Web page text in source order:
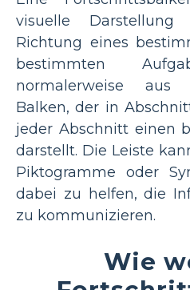
visuelle
Richtung eines
bestimmten
normalerweise aus
Balken, der in
jeder Abschnitt einen
darstellt. Die Leiste
Piktogramme oder
dabei zu helfen, die
zu kommunizieren.
Wie